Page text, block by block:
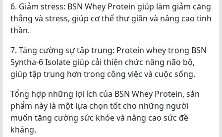
6. Giảm stress: BSN Whey Protein giúp làm giảm căng
thẳng và stress, giúp cơ thể thư giãn và nâng cao tinh
thần.
7. Tăng cường sự tập trung: Protein whey trong BSN
Syntha-6 Isolate giúp cải thiện chức năng não bộ,
giúp tập trung hơn trong công việc và cuộc sống.
Tổng hợp những lợi ích của BSN Whey Protein, sản
phẩm này là một lựa chọn tốt cho những người
muốn tăng cường sức khỏe và nâng cao sức đề
kháng.